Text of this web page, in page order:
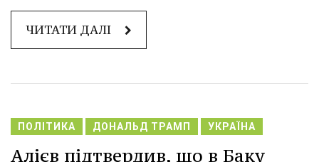
ЧИТАТИ ДАЛІ
ПОЛІТИКА ДОНАЛЬД ТРАМП УКРАЇНА
Алієв підтвердив, що в Баку